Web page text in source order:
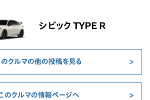
シビック TYPE R
のクルマの他の投稿を見る
のクルマの情報ページへ